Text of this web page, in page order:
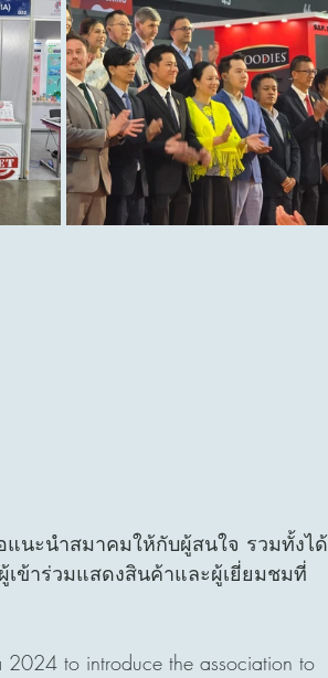
แนะนำสมาคมให้กับผู้สนใจ รวมทั้งได้
เข้าร่วมแสดงสินค้าและผู้เยี่ยมชมที่
2024 to introduce the association to